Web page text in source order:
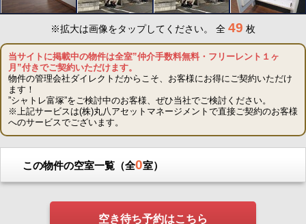
※拡大は画像をタップしてください。 全 49 枚
当サイトに掲載中の物件は全室”仲介手数料無料・フリーレント１ヶ
月”付きでご契約いただけます。
物件の管理会社ダイレクトだからこそ、お客様にお得にご契約いただけ
ます！
”シャトレ富塚”をご検討中のお客様、ぜひ当社でご検討ください。
※上記サービスは(株)丸八アセットマネージメントで直接ご契約のお客様
へのサービスでございます。
この物件の空室一覧（全0室）
空き待ち予約はこちら